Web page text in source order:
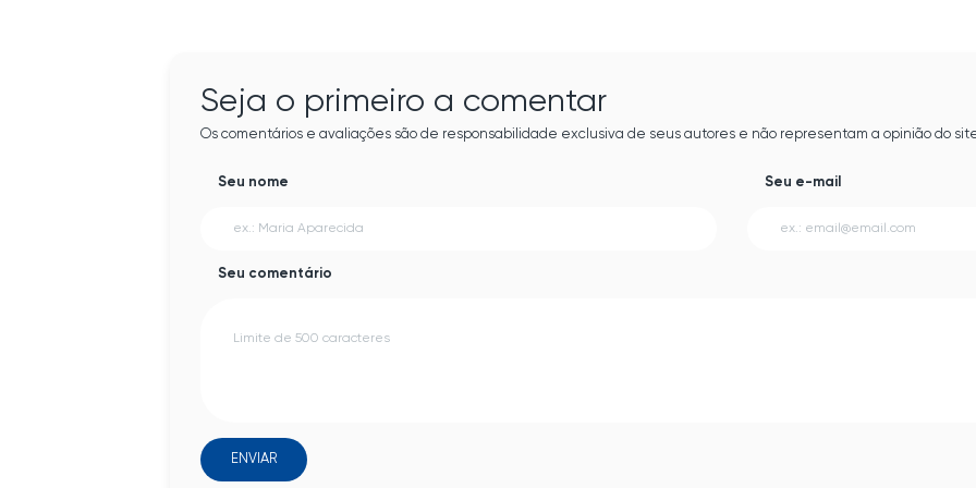
Seja o primeiro a comentar
Os comentários e avaliações são de responsabilidade exclusiva de seus autores e não representam a opinião do
Seu nome Seu e-mail
Seu comentário
ENVIAR